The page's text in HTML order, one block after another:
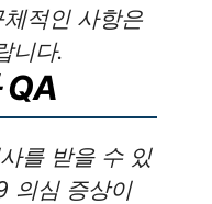
적인 사항은
니다.
QA
를 받을 수 있
의심 증상이